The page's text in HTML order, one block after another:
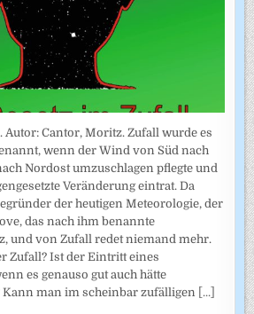
Autor: Cantor, Moritz. Zufall wurde es
wenn der Wind von Süd nach
Nordost umzuschlagen pflegte und
Veränderung eintrat. Da
der heutigen Meteorologie, der
das nach ihm benannte
und von Zufall redet niemand mehr.
Zufall? Ist der Eintritt eines
es genauso gut auch hätte
man im scheinbar zufälligen [...]